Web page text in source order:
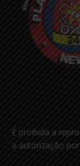
É proibida a
a autorização